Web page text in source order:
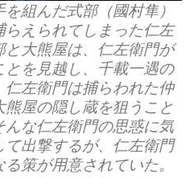
組んだ式部（國村隼）
えられてしまった仁左
大熊屋は、仁左衛門が
を見越し、千載一遇の
左衛門は捕らわれた仲
屋の隠し蔵を狙うこと
な仁左衛門の思惑に気
出撃するが、仁左衛門
策が用意されていた。